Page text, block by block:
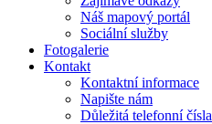
Náš mapový portál
Sociální služby
Fotogalerie
Kontakt
Kontaktní informace
Napište nám
Důležitá telefonní čísla